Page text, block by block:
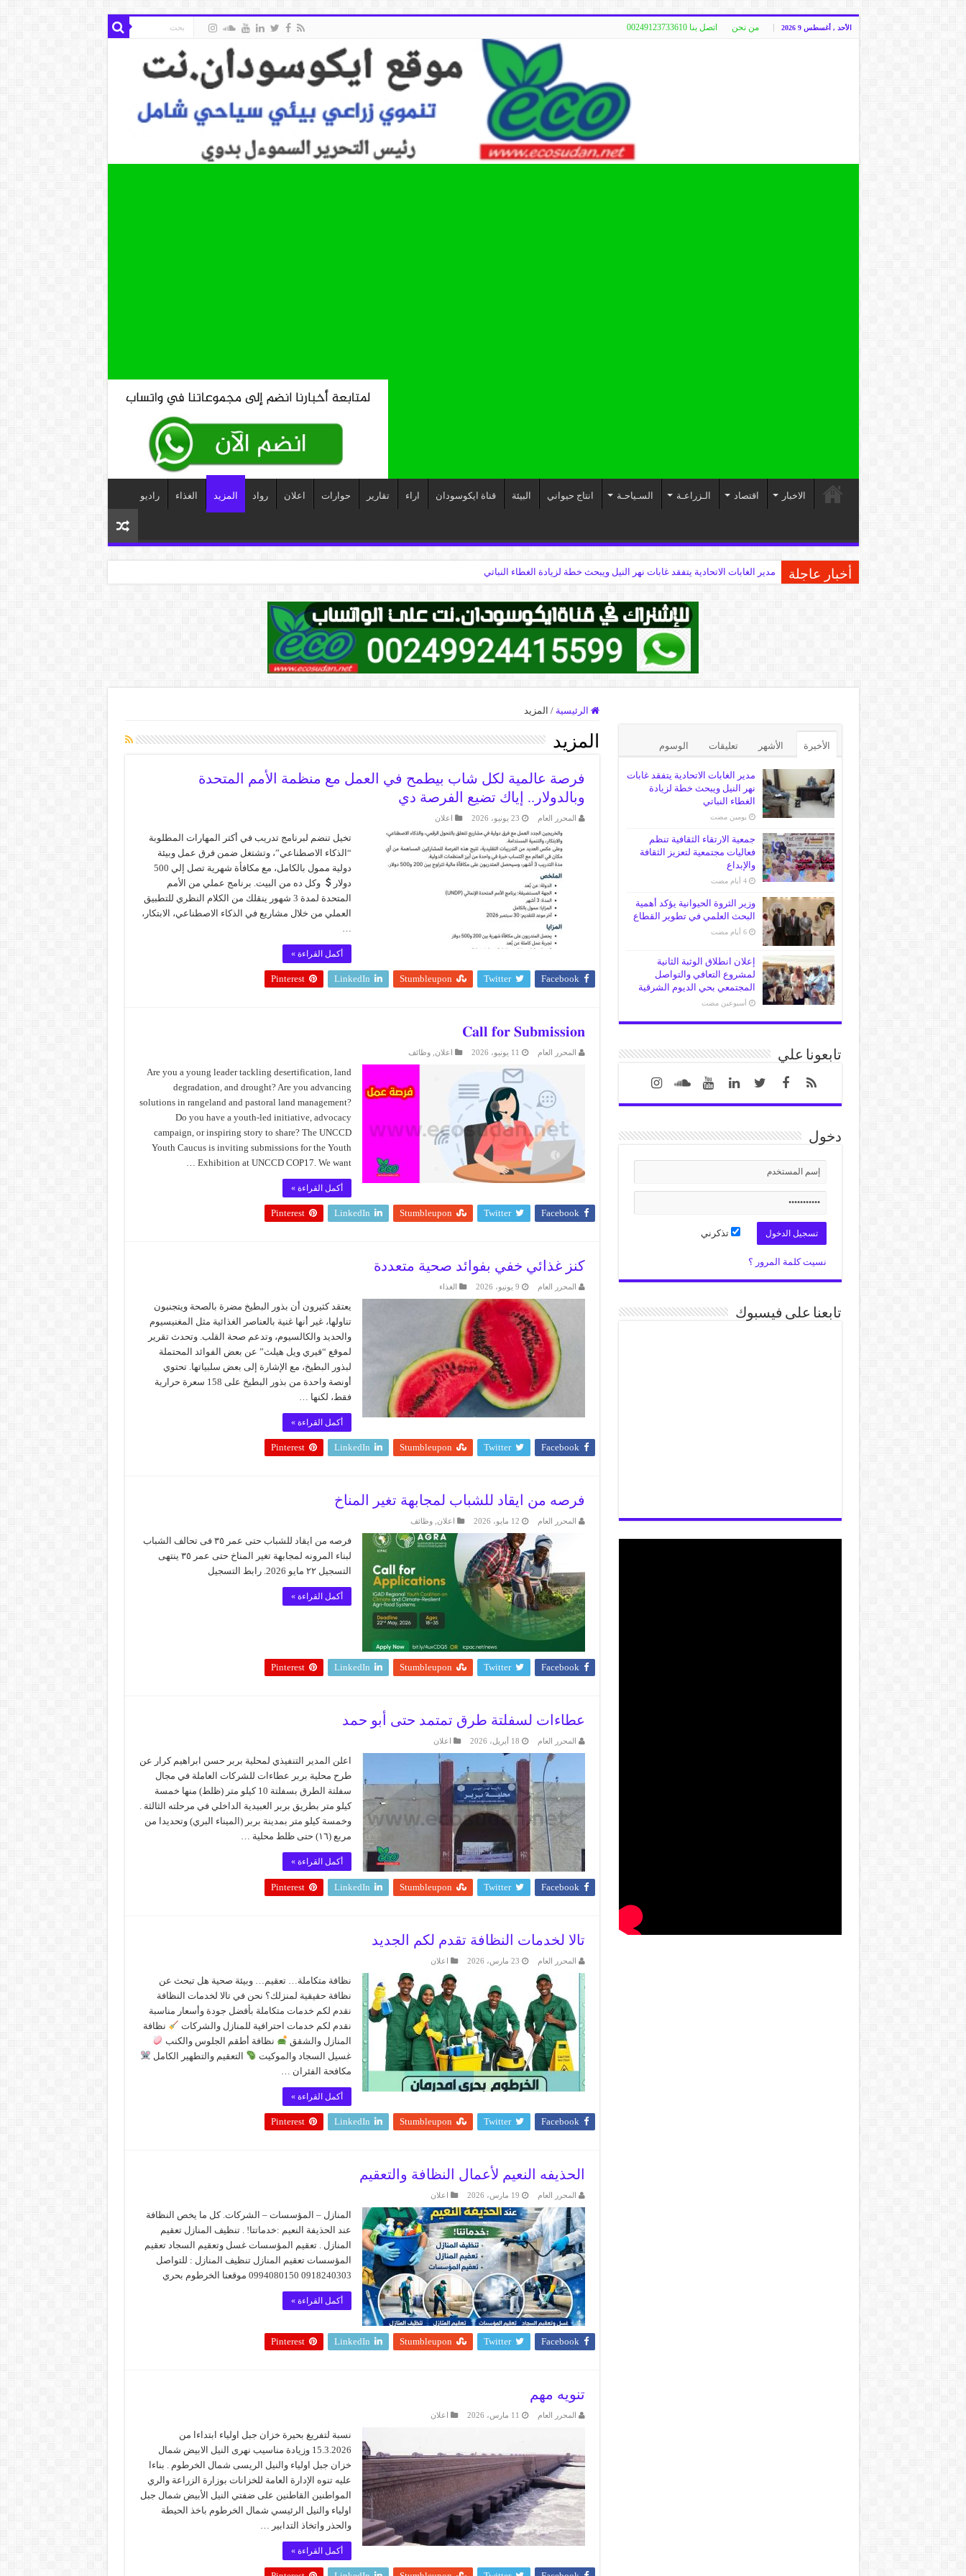
الأحد , أغسطس 9 2026 من نحن اتصل بنا 00249123733610
الاخبار اقتصاد الـزراعـة السـياحـة انتاج حيواني البيئة قناة ايكوسودان اراء تقارير حوارات اعلان رواد المزيد الغذاء راديو
أخبار عاجلة مدير الغابات الاتحادية يتفقد غابات نهر النيل ويبحث خطة لزيادة الغطاء النباتي
الرئيسية / المزيد
المزيد
فرصة عالمية لكل شاب بيطمح في العمل مع منظمة الأمم المتحدة
وبالدولار.. إياك تضيع الفرصة دي
المحرر العام 23 يونيو، 2026 اعلان
تخيل تنضم لبرنامج تدريب في أكتر المهارات المطلوبة
“الذكاء الاصطناعي”، وتشتغل ضمن فرق عمل وبيئة
دولية ممول بالكامل، مع مكافأة شهرية تصل إلي 500
دولار
وكل ده من البيت. برنامج عملي من الأمم
المتحدة لمدة 3 شهور ينقلك من الكلام النظري للتطبيق
العملي من خلال مشاريع في الذكاء الاصطناعي، الابتكار،
…
أكمل القراءة »
Facebook
Twitter
Stumbleupon
LinkedIn
Pinterest
𝐂𝐚𝐥𝐥 𝐟𝐨𝐫 𝐒𝐮𝐛𝐦𝐢𝐬𝐬𝐢𝐨𝐧
المحرر العام 11 يونيو، 2026 اعلان ,وظائف
Are you a young leader tackling desertification, land
degradation, and drought? Are you advancing
solutions in rangeland and pastoral land management?
Do you have a youth-led initiative, advocacy
campaign, or inspiring story to share? The UNCCD
Youth Caucus is inviting submissions for the Youth
Exhibition at UNCCD COP17. We want …
أكمل القراءة »
Facebook
Twitter
Stumbleupon
LinkedIn
Pinterest
كنز غذائي خفي بفوائد صحية متعددة
المحرر العام 9 يونيو، 2026 الغذاء
يعتقد كثيرون أن بذور البطيخ مضرة بالصحة ويتجنبون
تناولها، غير أنها غنية بالعناصر الغذائية مثل المغنيسيوم
والحديد والكالسيوم، وتدعم صحة القلب. وتحدث تقرير
لموقع “فيري ويل هيلث” عن بعض الفوائد المحتملة
لبذور البطيخ، مع الإشارة إلى بعض سلبياتها. تحتوي
أونصة واحدة من بذور البطيخ على 158 سعرة حرارية
فقط، لكنها …
أكمل القراءة »
Facebook
Twitter
Stumbleupon
LinkedIn
Pinterest
فرصه من ايقاد للشباب لمجابهة تغير المناخ
المحرر العام 12 مايو، 2026 اعلان ,وظائف
فرصه من ايقاد للشباب حتى عمر ٣٥ فى تحالف الشباب
لبناء المرونه لمجابهة تغير المناخ حتى عمر ٣٥ ينتهى
التسجيل ٢٢ مايو 2026. رابط التسجيل
أكمل القراءة »
Facebook
Twitter
Stumbleupon
LinkedIn
Pinterest
عطاءات لسفلتة طرق تمتمد حتى أبو حمد
المحرر العام 18 أبريل، 2026 اعلان
اعلن المدير التنفيذي لمحلية بربر حسن ابراهيم كرار عن
طرح محلية بربر عطاءات للشركات العاملة في مجال
سفلتة الطرق بسفلتة 10 كيلو متر (ظلط) منها خمسة
كيلو متر بطريق بربر العبيدية الداخلي في مرحلته الثالثة .
وخمسة كيلو متر بمدينة بربر (الميناء البري) وتحديدا من
مربع (١٦) حتى ظلط محلية …
أكمل القراءة »
Facebook
Twitter
Stumbleupon
LinkedIn
Pinterest
تالا لخدمات النظافة تقدم لكم الجديد
المحرر العام 23 مارس، 2026 اعلان
نظافة متكاملة… تعقيم… وبيئة صحية هل تبحث عن
نظافة حقيقية لمنزلك؟ نحن في تالا لخدمات النظافة
نقدم لكم خدمات متكاملة بأفضل جودة وأسعار مناسبة
نقدم لكم خدمات احترافية للمنازل والشركات
نظافة
المنازل والشقق
نظافة أطقم الجلوس والكنب
غسيل السجاد والموكيت
التعقيم والتطهير الكامل
مكافحة الفئران …
أكمل القراءة »
Facebook
Twitter
Stumbleupon
LinkedIn
Pinterest
الحذيفه النعيم لأعمال النظافة والتعقيم
المحرر العام 19 مارس، 2026 اعلان
المنازل – المؤسسات – الشركات. كل ما يخص النظافة
عند الحذيفة النعيم :خدماتتا! . تنظيف المنازل تعقيم
المنازل . تعقيم المؤسسات غسل وتعقيم السجاد تعقيم
المؤسسات تعقيم المنازل تنظيف المنازل : للتواصل
0918240303 0994080150 موقعنا الخرطوم بحري
أكمل القراءة »
Facebook
Twitter
Stumbleupon
LinkedIn
Pinterest
تنويه مهم
المحرر العام 11 مارس، 2026 اعلان
نسبة لتفريغ بحيرة خزان جبل اولياء ابتداءا من
15.3.2026 وزيادة مناسيب نهرى النيل الابيض شمال
خزان جبل اولياء والنيل الريسى شمال الخرطوم . بناءا
عليه تنوه الإدارة العامة للخزانات بوزارة الزراعة والري
المواطنين القاطنين على ضفتي النيل الأبيض شمال جبل
اولياء والنيل الرئيسي شمال الخرطوم باخذ الحيطة
والحذر واتخاذ التدابير …
أكمل القراءة »
الأخيرة الأشهر تعليقات الوسوم
مدير الغابات الاتحادية يتفقد غابات
نهر النيل ويبحث خطة لزيادة
الغطاء النباتي
‏يومين مضت
جمعية الارتقاء الثقافية تنظم
فعاليات مجتمعية لتعزيز الثقافة
والإبداع
‏4 أيام مضت
وزير الثروة الحيوانية يؤكد أهمية
البحث العلمي في تطوير القطاع
‏6 أيام مضت
إعلان انطلاق الوثبة الثانية
لمشروع التعافي والتواصل
المجتمعي بحي الديوم الشرقية
‏أسبوعين مضت
تابعونا علي
دخول
تذكرني
نسيت كلمة المرور ؟
تابعنا على فيسبوك